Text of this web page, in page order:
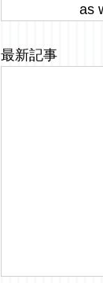
as
最新記事